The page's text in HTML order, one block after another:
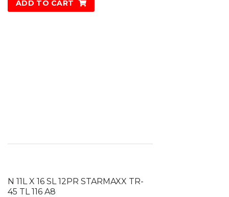
ADD TO CART
N 11L X 16 SL 12PR STARMAXX TR-
45 TL 116 A8